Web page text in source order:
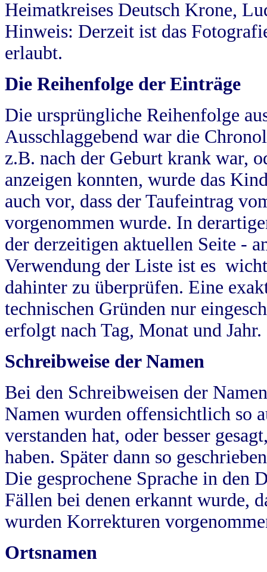
Heimatkreises Deutsch Krone,
Hinweis: Derzeit ist das
erlaubt.
Die Reihenfolge der Einträge
Die ursprüngliche Reihenfolge
Ausschlaggebend war die
z.B. nach der Geburt krank war,
anzeigen konnten, wurde das
auch vor, dass der Taufeintrag
vorgenommen wurde. In
der derzeitigen aktuellen Seite -
Verwendung der Liste ist es
dahinter zu überprüfen. Eine
technischen Gründen nur
erfolgt nach Tag, Monat und Jahr.
Schreibweise der Namen
Bei den Schreibweisen der
Namen wurden offensichtlich so
verstanden hat, oder besser
haben. Später dann so
Die gesprochene Sprache in
Fällen bei denen erkannt wurde,
wurden Korrekturen
Ortsnamen